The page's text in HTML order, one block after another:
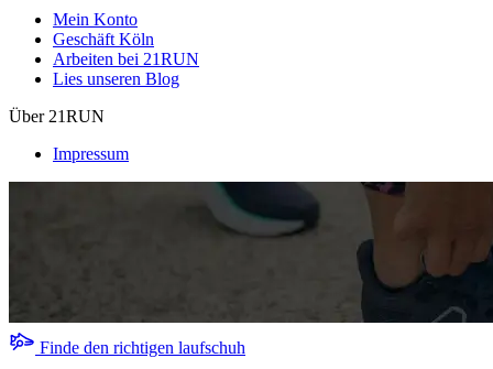
Mein Konto
Geschäft Köln
Arbeiten bei 21RUN
Lies unseren Blog
Über 21RUN
Impressum
Finde den richtigen laufschuh